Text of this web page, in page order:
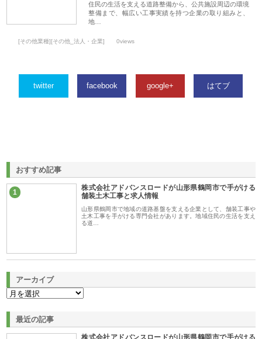
住民の生活を支える道路整備から、公共施設周辺の環境
整備まで、幅広い工事実績を持つ企業の取り組みと、
地…
[その他業種][その他_法人・企業] 0views
twitter facebook google+ はてブ
おすすめ記事
1
株式会社アドバンスロードが山形県鶴岡市で手がける
舗装土木工事と求人情報
山形県鶴岡市で地域の道路基盤を支える企業として、舗装工事や
土木工事を手がける専門会社があります。地域住民の生活を支え
る道…
アーカイブ
最近の記事